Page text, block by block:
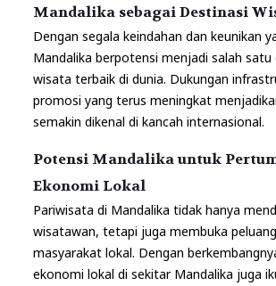
Mandalika sebagai Destinasi
Dengan segala keindahan dan keunikan
Mandalika berpotensi menjadi salah satu
wisata terbaik di dunia. Dukungan
promosi yang terus meningkat
semakin dikenal di kancah internasional.
Potensi Mandalika untuk
Ekonomi Lokal
Pariwisata di Mandalika tidak hanya
wisatawan, tetapi juga membuka
masyarakat lokal. Dengan
ekonomi lokal di sekitar Mandalika juga